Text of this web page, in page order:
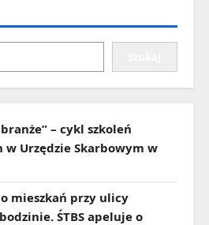
branże” – cykl szkoleń
Urzędzie Skarbowym w
mieszkań przy ulicy
ŚTBS apeluje o